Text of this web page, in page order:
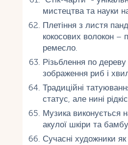
мистецтва та науки
Плетіння з листя
кокосових волокон –
ремесло.
Різьблення по
зображення риб і
Традиційні
статус, але нині
Музика виконується
акулої шкіри та
Сучасні художники